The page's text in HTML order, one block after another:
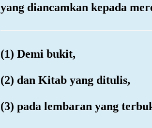
yang diancamkan kepada
(1) Demi bukit,
(2) dan Kitab yang ditulis,
(3) pada lembaran yang